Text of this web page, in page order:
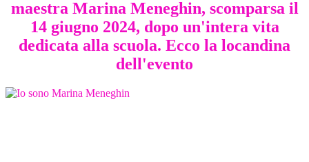
maestra Marina Meneghin, scomparsa il
14 giugno 2024, dopo un'intera vita
dedicata alla scuola. Ecco la locandina
dell'evento